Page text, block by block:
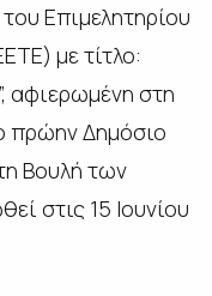
Επιμελητηρίου
με τίτλο:
αφιερωμένη στη
πρώην Δημόσιο
Βουλή των
στις 15 Ιουνίου